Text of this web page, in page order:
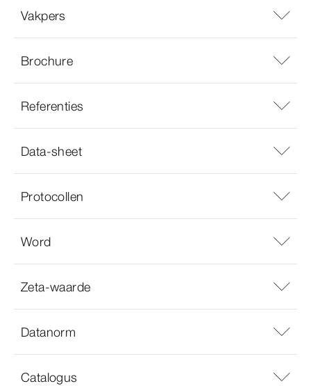
Vakpers
Brochure
Referenties
Data-sheet
Protocollen
Word
Zeta-waarde
Datanorm
Catalogus